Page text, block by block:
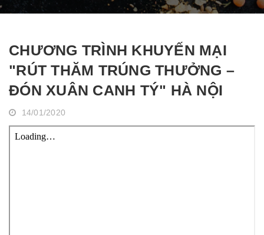
CHƯƠNG TRÌNH KHUYẾN MẠI
"RÚT THĂM TRÚNG THƯỞNG –
ĐÓN XUÂN CANH TÝ" HÀ NỘI
14/01/2020